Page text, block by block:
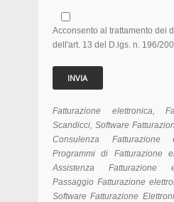
Acconsento al trattamento dei
dell'art. 13 del D.lgs. n. 196/
Fatturazione elettronica,
Scandicci, Software
Consulenza Fatturazione
Programmi di Fatturazione
Assistenza Fatturazione
Passaggio Fatturazione
Software Fatturazione